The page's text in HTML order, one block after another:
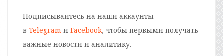
Подписывайтесь на наши аккаунты
в Telegram и Facebook, чтобы первыми получать
важные новости и аналитику.